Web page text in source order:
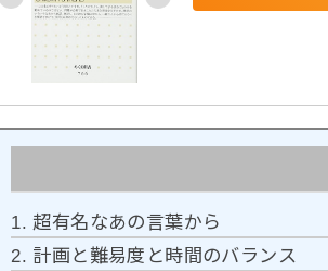
1. 超有名なあの言葉から
2. 計画と難易度と時間のバランス